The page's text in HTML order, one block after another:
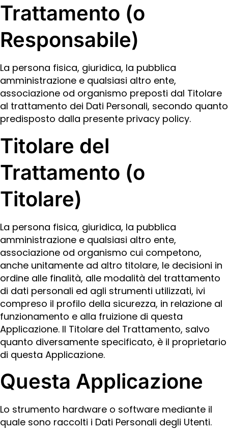
Trattamento (o
Responsabile)
La persona fisica, giuridica, la pubblica
amministrazione e qualsiasi altro ente,
associazione od organismo preposti dal Titolare
al trattamento dei Dati Personali, secondo quanto
predisposto dalla presente privacy policy.
Titolare del
Trattamento (o
Titolare)
La persona fisica, giuridica, la pubblica
amministrazione e qualsiasi altro ente,
associazione od organismo cui competono,
anche unitamente ad altro titolare, le decisioni in
ordine alle finalità, alle modalità del trattamento
di dati personali ed agli strumenti utilizzati, ivi
compreso il profilo della sicurezza, in relazione al
funzionamento e alla fruizione di questa
Applicazione. Il Titolare del Trattamento, salvo
quanto diversamente specificato, è il proprietario
di questa Applicazione.
Questa Applicazione
Lo strumento hardware o software mediante il
quale sono raccolti i Dati Personali degli Utenti.